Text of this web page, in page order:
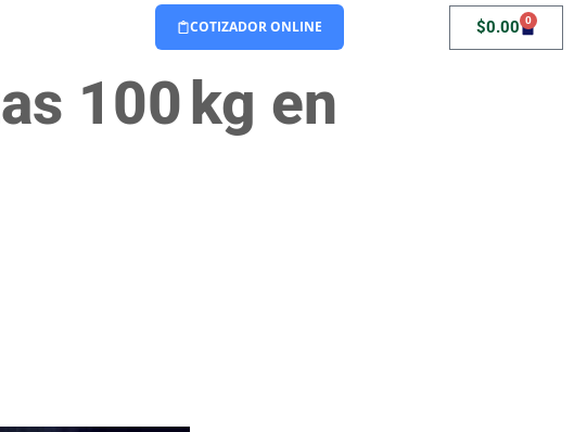
COTIZADOR ONLINE $0.00 0
100 kg en